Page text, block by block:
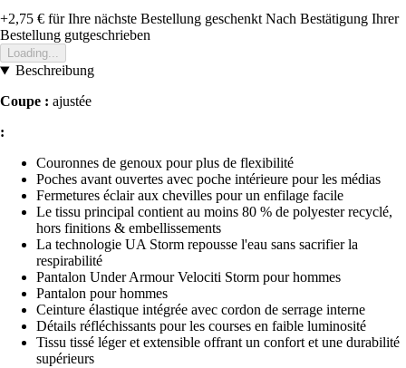
+2,75 € für Ihre nächste Bestellung geschenkt Nach Bestätigung Ihrer
Bestellung gutgeschrieben
Loading...
Beschreibung
Coupe : ajustée
:
Couronnes de genoux pour plus de flexibilité
Poches avant ouvertes avec poche intérieure pour les médias
Fermetures éclair aux chevilles pour un enfilage facile
Le tissu principal contient au moins 80 % de polyester recyclé,
hors finitions & embellissements
La technologie UA Storm repousse l'eau sans sacrifier la
respirabilité
Pantalon Under Armour Velociti Storm pour hommes
Pantalon pour hommes
Ceinture élastique intégrée avec cordon de serrage interne
Détails réfléchissants pour les courses en faible luminosité
Tissu tissé léger et extensible offrant un confort et une durabilité
supérieurs